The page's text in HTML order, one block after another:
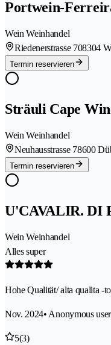
Portwein-
Wein Weinhandel
Riedenerstrasse 708304
Termin reservieren
Sträuli Cape
Wein Weinhandel
Neuhausstrasse 78600
Termin reservieren
U'CAVALIR. DI
Wein Weinhandel
Alles super
Hohe Qualität/ alta qualita -
Nov. 2024• Anonymous user
5(3)